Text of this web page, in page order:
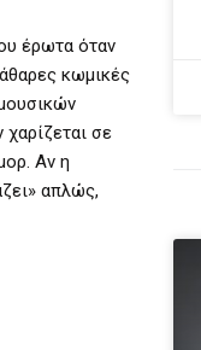
έρωτα όταν
κωμικές
σε
Αν η
απλώς,